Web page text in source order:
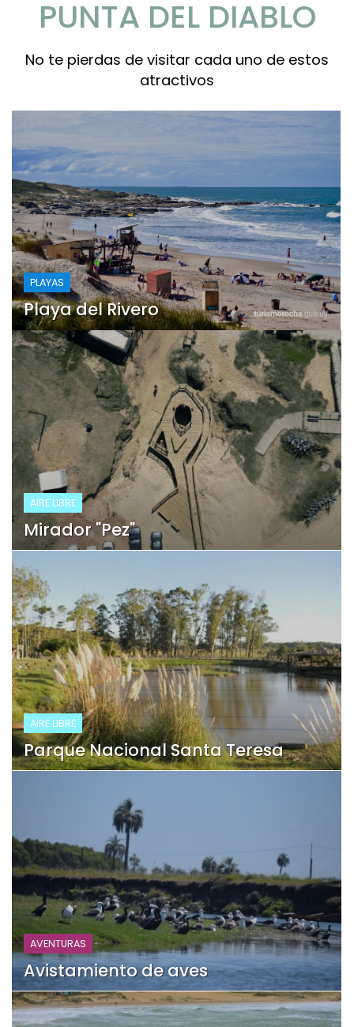
PUNTA DEL DIABLO
No te pierdas de visitar cada uno de estos
atractivos
PLAYAS
Playa del Rivero
AIRE LIBRE
Mirador "Pez"
AIRE LIBRE
Parque Nacional Santa Teresa
AVENTURAS
Avistamiento de aves